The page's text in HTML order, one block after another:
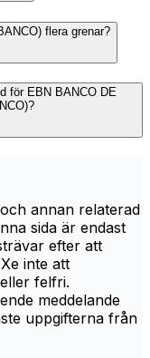
flera grenar?
för EBN BANCO DE
annan relaterad
sida är endast
efter att
inte att
felfri.
meddelande
uppgifterna från